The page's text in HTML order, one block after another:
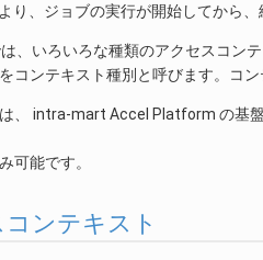
り、ジョブの実行が開始してから
いろいろな種類のアクセスコン
コンテキスト種別と呼びます。コ
、 intra-mart Accel Platform の基
可能です。
ンテキスト